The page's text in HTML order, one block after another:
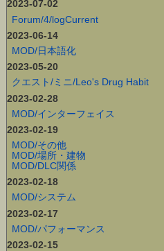
2023-07-02
Forum/4/logCurrent
2023-06-14
MOD/日本語化
2023-05-20
クエスト/ミニ/Leo's Drug Habit
2023-02-28
MOD/インターフェイス
2023-02-19
MOD/その他
MOD/場所・建物
MOD/DLC関係
2023-02-18
MOD/システム
2023-02-17
MOD/パフォーマンス
2023-02-15